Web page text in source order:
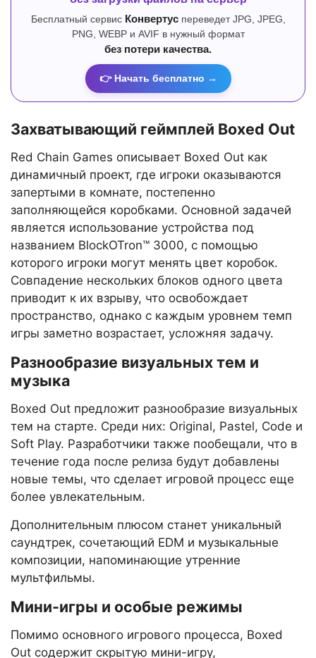
Бесплатный сервис Конвертуспереведет JPG, JPEG,
PNG, WEBP и AVIF в нужный формат
без потери качества.
👉 Начать бесплатно →
Захватывающий геймплей Boxed Out
Red Chain Games описывает Boxed Out как
динамичный проект, где игроки оказываются
запертыми в комнате, постепенно
заполняющейся коробками. Основной задачей
является использование устройства под
названием BlockOTron™ 3000, с помощью
которого игроки могут менять цвет коробок.
Совпадение нескольких блоков одного цвета
приводит к их взрыву, что освобождает
пространство, однако с каждым уровнем темп
игры заметно возрастает, усложняя задачу.
Разнообразие визуальных тем и
музыка
Boxed Out предложит разнообразие визуальных
тем на старте. Среди них: Original, Pastel, Code и
Soft Play. Разработчики также пообещали, что в
течение года после релиза будут добавлены
новые темы, что сделает игровой процесс еще
более увлекательным.
Дополнительным плюсом станет уникальный
саундтрек, сочетающий EDM и музыкальные
композиции, напоминающие утренние
мультфильмы.
Мини-игры и особые режимы
Помимо основного игрового процесса, Boxed
Out содержит скрытую мини-игру,